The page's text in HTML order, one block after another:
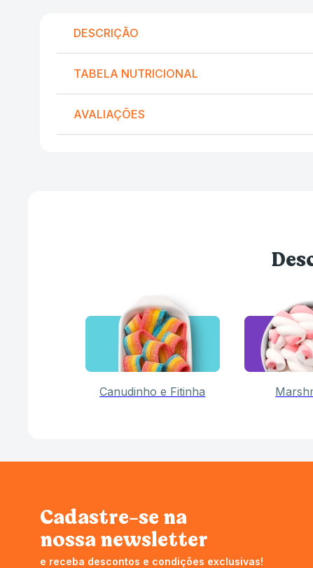
DESCRIÇÃO
TABELA NUTRICIONAL
AVALIAÇÕES
Canudinho e Fitinha
Cadastre-se na
nossa newsletter
e receba descontos e condições exclusivas!